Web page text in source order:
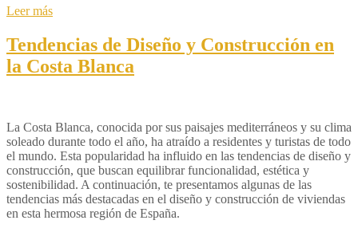
Leer más
Tendencias de Diseño y Construcción en
la Costa Blanca
La Costa Blanca, conocida por sus paisajes mediterráneos y su clima
soleado durante todo el año, ha atraído a residentes y turistas de todo
el mundo. Esta popularidad ha influido en las tendencias de diseño y
construcción, que buscan equilibrar funcionalidad, estética y
sostenibilidad. A continuación, te presentamos algunas de las
tendencias más destacadas en el diseño y construcción de viviendas
en esta hermosa región de España.